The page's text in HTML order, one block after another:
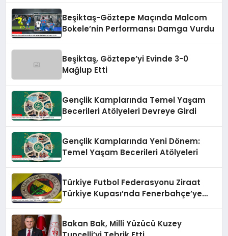
Beşiktaş-Göztepe Maçında Malcom
Bokele’nin Performansı Damga Vurdu
Beşiktaş, Göztepe’yi Evinde 3-0
Mağlup Etti
Gençlik Kamplarında Temel Yaşam
Becerileri Atölyeleri Devreye Girdi
Gençlik Kamplarında Yeni Dönem:
Temel Yaşam Becerileri Atölyeleri
Türkiye Futbol Federasyonu Ziraat
Türkiye Kupası’nda Fenerbahçe’ye
Bakan Bak, Milli Yüzücü Kuzey